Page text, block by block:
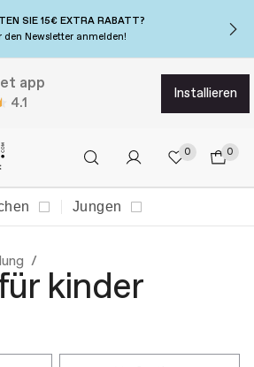
app
4.1
installieren
0 0
Jungen
kinder